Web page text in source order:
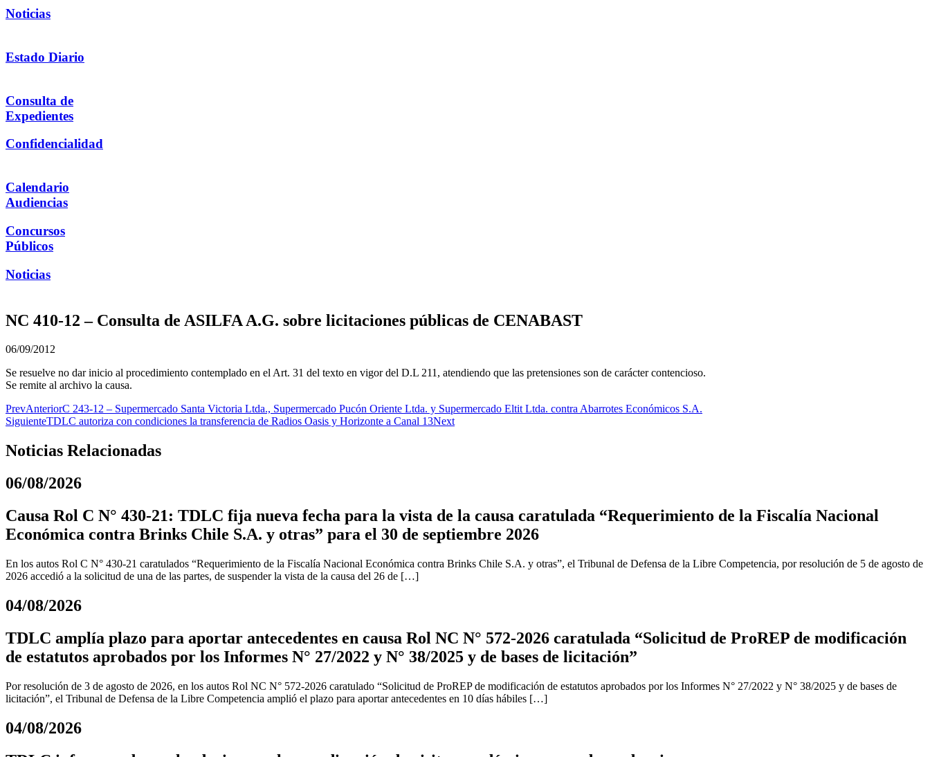
Noticias
Estado Diario
Consulta de
Expedientes
Confidencialidad
Calendario
Audiencias
Concursos
Públicos
Noticias
NC 410-12 – Consulta de ASILFA A.G. sobre licitaciones públicas de CENABAST
06/09/2012
Se resuelve no dar inicio al procedimiento contemplado en el Art. 31 del texto en vigor del D.L 211, atendiendo que las pretensiones son de carácter contencioso.
Se remite al archivo la causa.
PrevAnteriorC 243-12 – Supermercado Santa Victoria Ltda., Supermercado Pucón Oriente Ltda. y Supermercado Eltit Ltda. contra Abarrotes Económicos S.A.
SiguienteTDLC autoriza con condiciones la transferencia de Radios Oasis y Horizonte a Canal 13Next
Noticias Relacionadas
06/08/2026
Causa Rol C N° 430-21: TDLC fija nueva fecha para la vista de la causa caratulada “Requerimiento de la Fiscalía Nacional
Económica contra Brinks Chile S.A. y otras” para el 30 de septiembre 2026
En los autos Rol C N° 430-21 caratulados “Requerimiento de la Fiscalía Nacional Económica contra Brinks Chile S.A. y otras”, el Tribunal de Defensa de la Libre Competencia, por resolución de 5 de agosto de
2026 accedió a la solicitud de una de las partes, de suspender la vista de la causa del 26 de […]
04/08/2026
TDLC amplía plazo para aportar antecedentes en causa Rol NC N° 572-2026 caratulada “Solicitud de ProREP de modificación
de estatutos aprobados por los Informes N° 27/2022 y N° 38/2025 y de bases de licitación”
Por resolución de 3 de agosto de 2026, en los autos Rol NC N° 572-2026 caratulado “Solicitud de ProREP de modificación de estatutos aprobados por los Informes N° 27/2022 y N° 38/2025 y de bases de
licitación”, el Tribunal de Defensa de la Libre Competencia amplió el plazo para aportar antecedentes en 10 días hábiles […]
04/08/2026